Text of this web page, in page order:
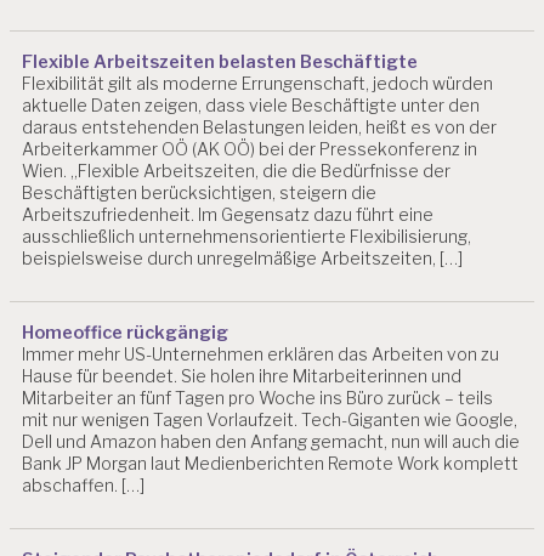
Flexible Arbeitszeiten belasten Beschäftigte
Flexibilität gilt als moderne Errungenschaft, jedoch würden
aktuelle Daten zeigen, dass viele Beschäftigte unter den
daraus entstehenden Belastungen leiden, heißt es von der
Arbeiterkammer OÖ (AK OÖ) bei der Pressekonferenz in
Wien. „Flexible Arbeitszeiten, die die Bedürfnisse der
Beschäftigten berücksichtigen, steigern die
Arbeitszufriedenheit. Im Gegensatz dazu führt eine
ausschließlich unternehmensorientierte Flexibilisierung,
beispielsweise durch unregelmäßige Arbeitszeiten, […]
Homeoffice rückgängig
Immer mehr US-Unternehmen erklären das Arbeiten von zu
Hause für beendet. Sie holen ihre Mitarbeiterinnen und
Mitarbeiter an fünf Tagen pro Woche ins Büro zurück – teils
mit nur wenigen Tagen Vorlaufzeit. Tech-Giganten wie Google,
Dell und Amazon haben den Anfang gemacht, nun will auch die
Bank JP Morgan laut Medienberichten Remote Work komplett
abschaffen. […]